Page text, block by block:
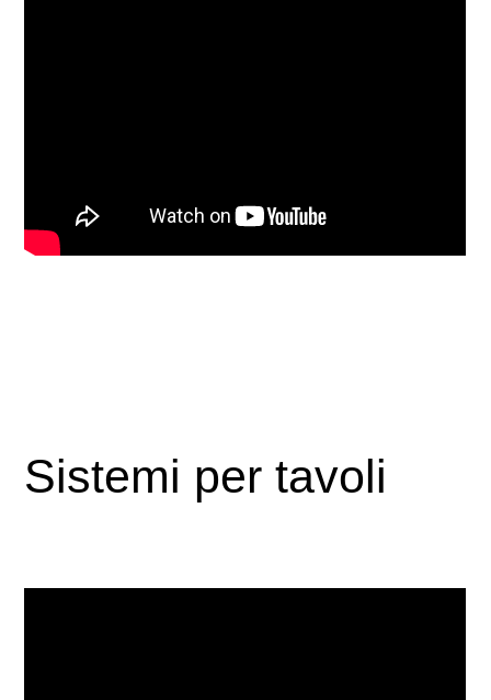
Sistemi per tavoli